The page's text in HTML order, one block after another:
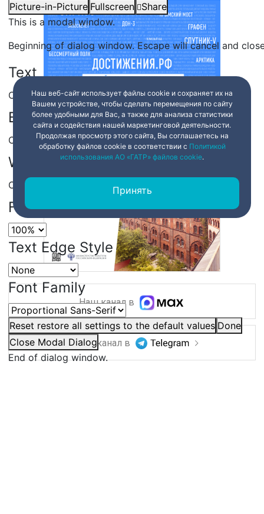
Picture-in-Picture Fullscreen
Share
This is a modal window.
Beginning of dialog window. Escape will cancel and
Text
Color Transparency
Background
Color Transparency
Window
Color Transparency
Font Size
Text Edge Style
Font Family
Reset restore all settings to the default values Done
Close Modal Dialog
End of dialog window.
Наш канал в
Наш канал в
Наш веб-сайт использует файлы cookie и сохраняет их на
Вашем устройстве, чтобы сделать перемещения по сайту
более удобными для Вас, а также для анализа статистики
сайта и содействия нашей маркетинговой деятельности.
Продолжая просмотр этого сайта, Вы соглашаетесь на
обработку файлов cookie в соответствии с Политикой
использования АО «ГАТР» файлов cookie.
Принять